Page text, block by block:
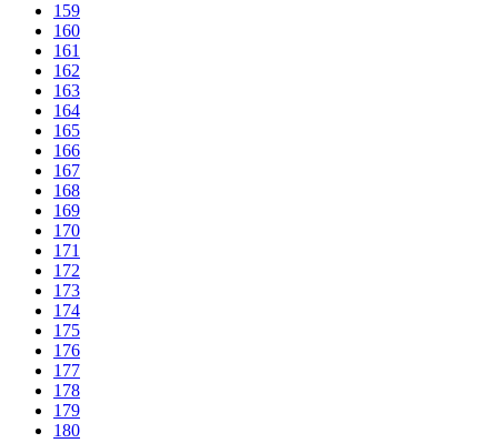
159
160
161
162
163
164
165
166
167
168
169
170
171
172
173
174
175
176
177
178
179
180